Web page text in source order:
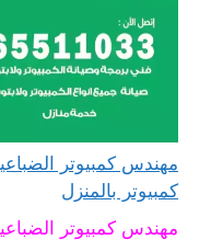
كمبيوتر بالمنزل
مهندس كمبيوتر